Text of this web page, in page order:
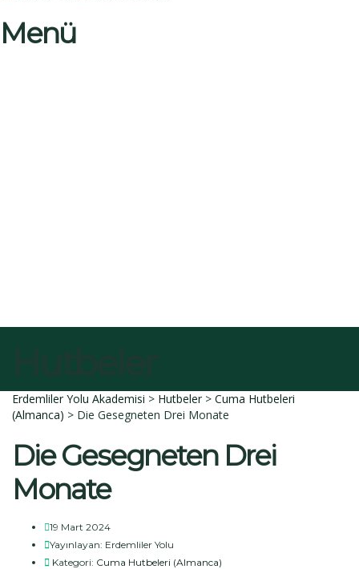
Menü
Erdemliler Yolu Akademisi > Hutbeler> Cuma Hutbeleri
(Almanca) > Die Gesegneten Drei Monate
Die Gesegneten Drei
Monate
19 Mart 2024
Yayınlayan: Erdemliler Yolu
Kategori: Cuma Hutbeleri (Almanca)